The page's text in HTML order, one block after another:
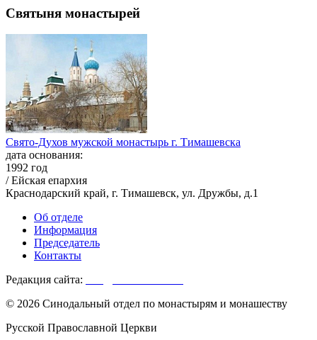
Святыня монастырей
Свято-Духов мужской монастырь г. Тимашевска
дата основания:
1992 год
/ Ейская епархия
Краснодарский край, г. Тимашевск, ул. Дружбы, д.1
Об отделе
Информация
Председатель
Контакты
Редакция сайта:
© 2026 Синодальный отдел по монастырям и монашеству
Русской Православной Церкви